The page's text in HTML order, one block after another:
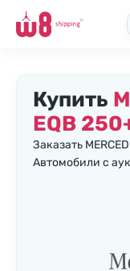
Купить
EQB
Заказать
Автомобили с